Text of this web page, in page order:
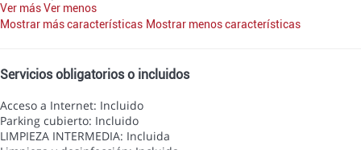
Ver másVer menos
Mostrar más características Mostrar menos características
Servicios obligatorios o incluidos
Acceso a Internet: Incluido
Parking cubierto: Incluido
LIMPIEZA INTERMEDIA: Incluida